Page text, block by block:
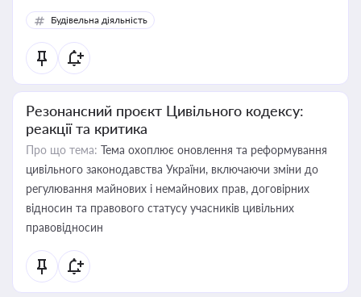
Будівельна діяльність
Резонансний проєкт Цивільного кодексу:
реакції та критика
Про що тема: Тема охоплює оновлення та реформування
цивільного законодавства України, включаючи зміни до
регулювання майнових і немайнових прав, договірних
відносин та правового статусу учасників цивільних
правовідносин